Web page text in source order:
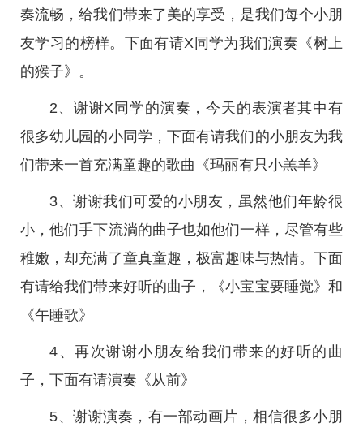
奏流畅，给我们带来了美的享受，是我们每个小朋
友学习的榜样。下面有请X同学为我们演奏《树上
的猴子》。
2、谢谢X同学的演奏，今天的表演者其中有
很多幼儿园的小同学，下面有请我们的小朋友为我
们带来一首充满童趣的歌曲《玛丽有只小羔羊》
3、谢谢我们可爱的小朋友，虽然他们年龄很
小，他们手下流淌的曲子也如他们一样，尽管有些
稚嫩，却充满了童真童趣，极富趣味与热情。下面
有请给我们带来好听的曲子，《小宝宝要睡觉》和
《午睡歌》
4、再次谢谢小朋友给我们带来的好听的曲
子，下面有请演奏《从前》
5、谢谢演奏，有一部动画片，相信很多小朋